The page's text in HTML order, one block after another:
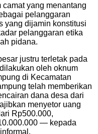
yang menantang
pelanggaran
yang dijamin konstitusi
pelanggaran etika
pidana.
justru terletak pada
oleh oknum
di Kecamatan
telah memberikan
dana desa dari
menyetor uang
Rp500.000,
— kepada